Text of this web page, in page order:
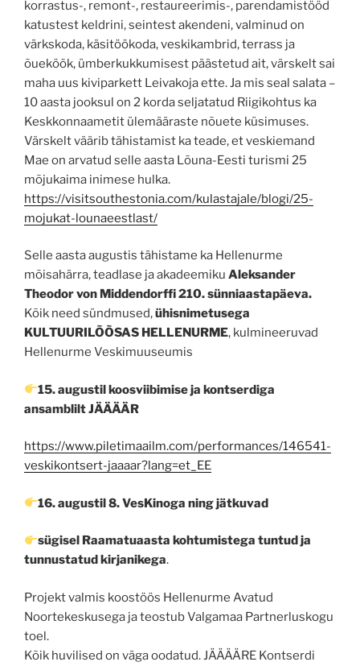
korrastus-, remont-, restaureerimis-, parendamistööd
katustest keldrini, seintest akendeni, valminud on
värkskoda, käsitöökoda, veskikambrid, terrass ja
õueköök, ümberkukkumisest päästetud ait, värskelt sai
maha uus kiviparkett Leivakoja ette. Ja mis seal salata –
10 aasta jooksul on 2 korda seljatatud Riigikohtus ka
Keskkonnaametit ülemääraste nõuete küsimuses.
Värskelt väärib tähistamist ka teade, et veskiemand
Mae on arvatud selle aasta Lõuna-Eesti turismi 25
mõjukaima inimese hulka.
https://visitsouthestonia.com/kulastajale/blogi/25-
mojukat-lounaeestlast/
Selle aasta augustis tähistame ka Hellenurme
mõisahärra, teadlase ja akadeemiku Aleksander
Theodor von Middendorffi 210. sünniaastapäeva.
Kõik need sündmused,ühisnimetusega
KULTUURILÕÕSAS HELLENURME, kulmineeruvad
Hellenurme Veskimuuseumis
15. augustil koosviibimise ja kontserdiga
ansamblilt JÄÄÄÄR
https://www.piletimaailm.com/performances/146541-
veskikontsert-jaaaar?lang=et_EE
16. augustil 8. VesKinoga ning jätkuvad
sügisel Raamatuaasta kohtumistega tuntud ja
tunnustatud kirjanikega.
Projekt valmis koostöös Hellenurme Avatud
Noortekeskusega ja teostub Valgamaa Partnerluskogu
toel.
Kõik huvilised on väga oodatud. JÄÄÄÄRE Kontserdi